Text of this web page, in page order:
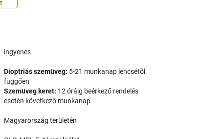
ingyenes
Dioptriás szemüveg: 5-21 munkanap lencsétől
függően
Szemüveg keret: 12 óráig beérkező rendelés
esetén következő munkanap
Magyarország területén